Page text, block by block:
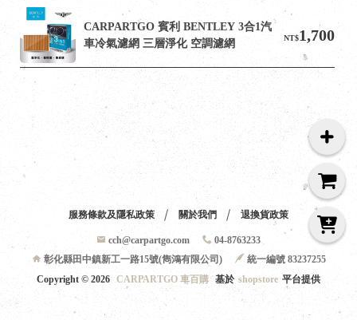
NT$1,700
CARPARTGO 賓利 BENTLEY 3合1汽
車冷氣濾網 三層淨化 空調濾網
服務條款及隱私政策 關於我們 退換貨政策
cch@carpartgo.com
04-8763233
彰化縣田中鎮新工一路15號(雋鴻有限公司)
統一編號 83237255
Copyright © 2026 CARPARTGO 車百購 基於 shopstore 平台提供